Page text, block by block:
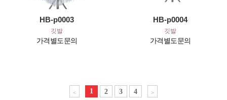
HB-p0003
깃발
가격별도문의
HB-p0004
깃발
가격별도문의
< 1 2 3 4 >